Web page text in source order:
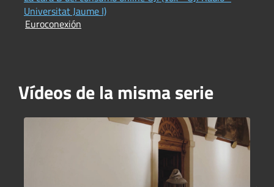
Universitat Jaume I)
Euroconexión
Vídeos de la misma serie